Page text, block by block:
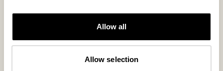
Allow all
Allow selectionPetra hjemmesko